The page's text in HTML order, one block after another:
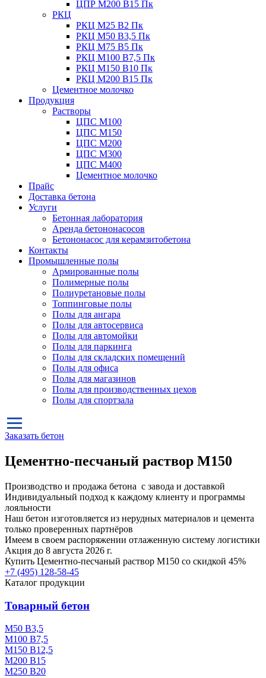
ЦПР М200 B15 Пк
РКЦ
РКЦ М25 B2 Пк
РКЦ М50 В3,5 Пк
РКЦ М75 B5 Пк
РКЦ М100 B7,5 Пк
РКЦ М150 B10 Пк
РКЦ М200 B15 Пк
Цементное молочко
Продукция
Растворы
ЦПС М100
ЦПС М150
ЦПС М200
ЦПС М300
ЦПС М400
Цементное молочко
Прайс
Доставка бетона
Услуги
Бетонная лаборатория
Аренда бетононасосов
Бетононасос для керамзитобетона
Контакты
Промышленные полы
Армированные полы
Полимерные полы
Полиуретановые полы
Топпинговые полы
Полы для ангара
Полы для автосервиса
Полы для автомойки
Полы для паркинга
Полы для складских помещений
Полы для офиса
Полы для магазинов
Полы для производственных цехов
Полы для спортзала
Заказать бетон
Цементно-песчаный раствор М150
Производство и продажа бетона с завода и доставкой
Индивидуальный подход к каждому клиенту и программы
лояльности
Наш бетон изготовляется из нерудных материалов и цемента
только проверенных партнёров
Имеем в своем распоряжении отлаженную систему логистики
Акция до 8 августа 2026 г.
Купить Цементно-песчаный раствор М150 со скидкой 45%
+7 (495) 128-58-45
Каталог продукции
Товарный бетон
М50 В3,5
М100 В7,5
М150 В12,5
М200 В15
М250 В20